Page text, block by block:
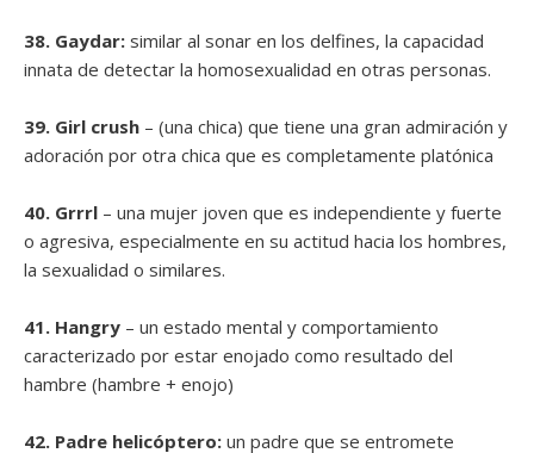
38. Gaydar: similar al sonar en los delfines, la capacidad
innata de detectar la homosexualidad en otras personas.
39. Girl crush – (una chica) que tiene una gran admiración y
adoración por otra chica que es completamente platónica
40. Grrrl – una mujer joven que es independiente y fuerte
o agresiva, especialmente en su actitud hacia los hombres,
la sexualidad o similares.
41. Hangry – un estado mental y comportamiento
caracterizado por estar enojado como resultado del
hambre (hambre + enojo)
42. Padre helicóptero: un padre que se entromete